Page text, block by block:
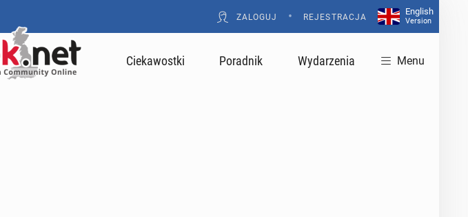
ZALOGUJ • REJESTRACJA
English
Version
Ciekawostki Poradnik Wydarzenia Menu